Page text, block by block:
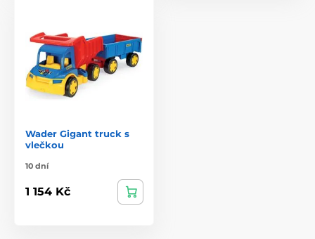
Wader Gigant truck s
vlečkou
10 dní
1 154 Kč